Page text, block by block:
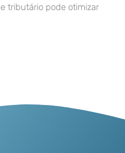
tributário pode otimizar